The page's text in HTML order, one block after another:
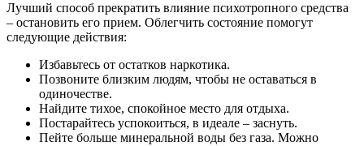
Лучший способ прекратить влияние психотропного средства
– остановить его прием. Облегчить состояние помогут
следующие действия:
Избавьтесь от остатков наркотика.
Позвоните близким людям, чтобы не оставаться в
одиночестве.
Найдите тихое, спокойное место для отдыха.
Постарайтесь успокоиться, в идеале – заснуть.
Пейте больше минеральной воды без газа. Можно